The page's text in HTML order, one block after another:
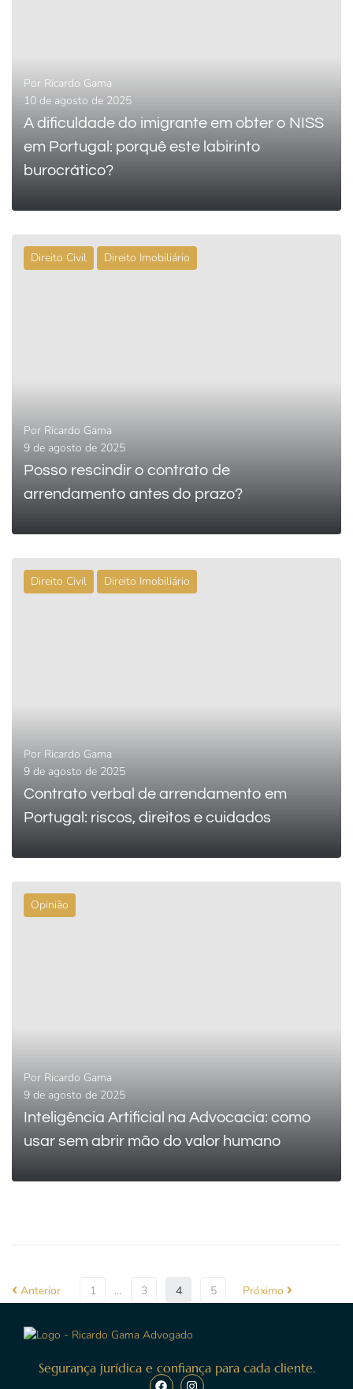
Por Ricardo Gama
10 de agosto de 2025
A dificuldade do imigrante em obter o NISS
em Portugal: porquê este labirinto
burocrático?
Direito Civil Direito Imobiliário
Por Ricardo Gama
9 de agosto de 2025
Posso rescindir o contrato de
arrendamento antes do prazo?
Direito Civil Direito Imobiliário
Por Ricardo Gama
9 de agosto de 2025
Contrato verbal de arrendamento em
Portugal: riscos, direitos e cuidados
Opinião
Por Ricardo Gama
9 de agosto de 2025
Inteligência Artificial na Advocacia: como
usar sem abrir mão do valor humano
Anterior 1 … 3 4 5 Próximo
Segurança jurídica e confiança para cada cliente.